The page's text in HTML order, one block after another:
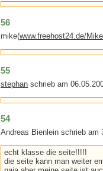
56
mike(www.freehost24.de/
55
stephan schrieb am
54
Andreas Bienlein schrieb am
echt klasse die seite!!!!!
die seite kann man weiter